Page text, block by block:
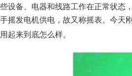
些设备、电器和线路工作在正常状态
手摇发电机供电，故又称摇表。今天
用起来到底怎么样。